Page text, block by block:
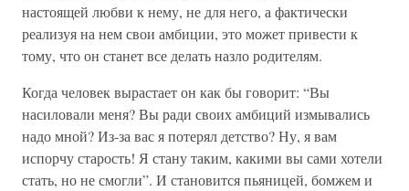
настоящей любви к нему, не для него, а фактически
реализуя на нем свои амбиции, это может привести к
тому, что он станет все делать назло родителям.
Когда человек вырастает он как бы говорит: “Вы
насиловали меня? Вы ради своих амбиций измывались
надо мной? Из-за вас я потерял детство? Ну, я вам
испорчу старость! Я стану таким, какими вы сами хотели
стать, но не смогли”. И становится пьяницей, бомжем и